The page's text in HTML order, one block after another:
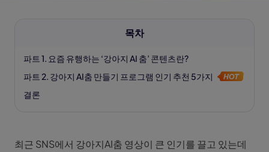
목차
파트 1. 요즘 유행하는 ‘강아지 AI 춤’ 콘텐츠란?
파트 2. 강아지 AI춤 만들기 프로그램 인기 추천 5가지
결론
최근 SNS에서 강아지AI춤 영상이 큰 인기를 끌고 있는데